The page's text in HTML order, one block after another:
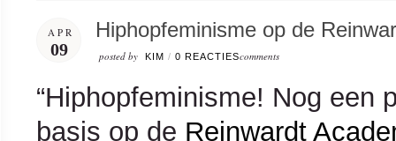
APR
09
Hiphopfeminisme op de
posted by KIM / 0 REACTIEScomments
“Hiphopfeminisme! Nog een
basis op de Reinwardt